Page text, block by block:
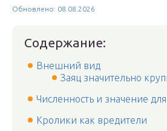
Обновлено: 08.08.2026
Содержание:
Внешний вид
Заяц значительно
Численность и значение
Кролики как вредители